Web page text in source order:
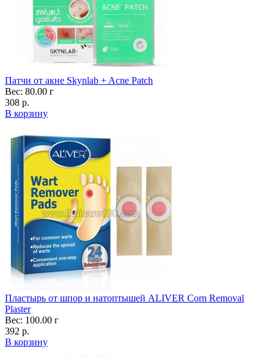
Патчи от акне Skynlab + Acne Patch
Вес: 80.00 г
308 р.
В корзину
Пластырь от шпор и натоптышей ALIVER Corn Removal
Plaster
Вес: 100.00 г
392 р.
В корзину